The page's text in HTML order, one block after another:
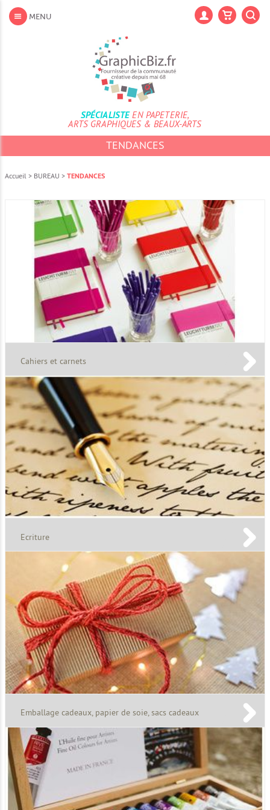
contenu
Aller
MENU
SPÉCIALISTEEN PAPETERIE,
ARTS GRAPHIQUES & BEAUX-ARTS
TENDANCES
Accueil > BUREAU > TENDANCES
Cahiers et carnets
Ecriture
Emballage cadeaux, papier de soie, sacs cadeaux